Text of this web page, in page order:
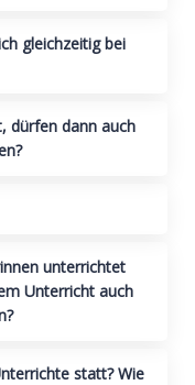
gleichzeitig bei
dürfen dann auch
unterrichtet
Unterricht auch
statt? Wie